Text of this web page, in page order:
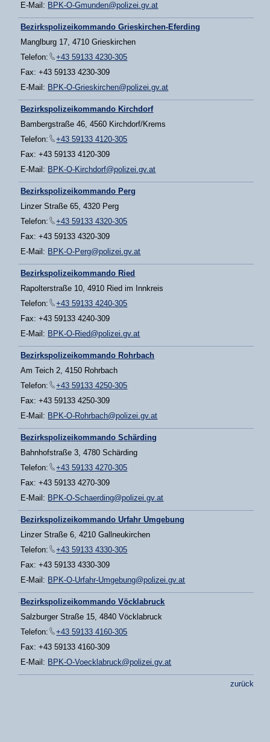
E-Mail: BPK-O-Gmunden@polizei.gv.at
Bezirkspolizeikommando Grieskirchen-Eferding
Manglburg 17, 4710 Grieskirchen
Telefon:
+43 59133 4230-305
Fax: +43 59133 4230-309
E-Mail: BPK-O-Grieskirchen@polizei.gv.at
Bezirkspolizeikommando Kirchdorf
Bambergstraße 46, 4560 Kirchdorf/Krems
Telefon:
+43 59133 4120-305
Fax: +43 59133 4120-309
E-Mail: BPK-O-Kirchdorf@polizei.gv.at
Bezirkspolizeikommando Perg
Linzer Straße 65, 4320 Perg
Telefon:
+43 59133 4320-305
Fax: +43 59133 4320-309
E-Mail: BPK-O-Perg@polizei.gv.at
Bezirkspolizeikommando Ried
Rapolterstraße 10, 4910 Ried im Innkreis
Telefon:
+43 59133 4240-305
Fax: +43 59133 4240-309
E-Mail: BPK-O-Ried@polizei.gv.at
Bezirkspolizeikommando Rohrbach
Am Teich 2, 4150 Rohrbach
Telefon:
+43 59133 4250-305
Fax: +43 59133 4250-309
E-Mail: BPK-O-Rohrbach@polizei.gv.at
Bezirkspolizeikommando Schärding
Bahnhofstraße 3, 4780 Schärding
Telefon:
+43 59133 4270-305
Fax: +43 59133 4270-309
E-Mail: BPK-O-Schaerding@polizei.gv.at
Bezirkspolizeikommando Urfahr Umgebung
Linzer Straße 6, 4210 Gallneukirchen
Telefon:
+43 59133 4330-305
Fax: +43 59133 4330-309
E-Mail: BPK-O-Urfahr-Umgebung@polizei.gv.at
Bezirkspolizeikommando Vöcklabruck
Salzburger Straße 15, 4840 Vöcklabruck
Telefon:
+43 59133 4160-305
Fax: +43 59133 4160-309
E-Mail: BPK-O-Voecklabruck@polizei.gv.at
zurück